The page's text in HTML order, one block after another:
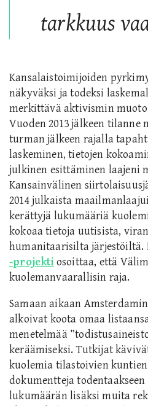
tarkkuus
Kansalaistoimijoiden
näkyväksi ja todeksi
merkittävä aktivismin muoto
Vuoden 2013 jälkeen tilanne
turman jälkeen rajalla
laskeminen, tietojen
julkinen esittäminen laajeni
Kansainvälinen
2014 julkaista
kerättyjä lukumääriä
kokoaa tietoja uutisista,
humanitaarisilta järjestöiltä.
-projekti osoittaa, että
kuolemanvaarallisin raja.
Samaan aikaan
alkoivat koota omaa
menetelmää
keräämiseksi. Tutkijat
kuolemia tilastoivien
dokumentteja
lukumäärän lisäksi muita